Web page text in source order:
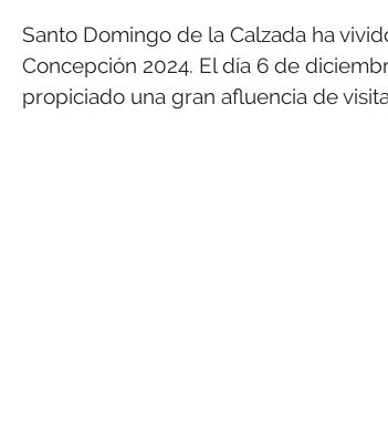
Santo Domingo de la Calzada ha
Concepción 2024. El día 6 de
propiciado una gran afluencia de